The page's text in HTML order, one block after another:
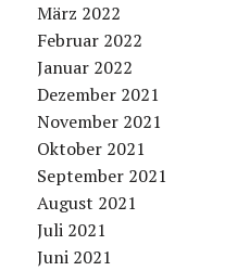
März 2022
Februar 2022
Januar 2022
Dezember 2021
November 2021
Oktober 2021
September 2021
August 2021
Juli 2021
Juni 2021